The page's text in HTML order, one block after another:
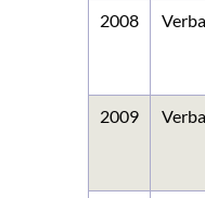
2008
2009